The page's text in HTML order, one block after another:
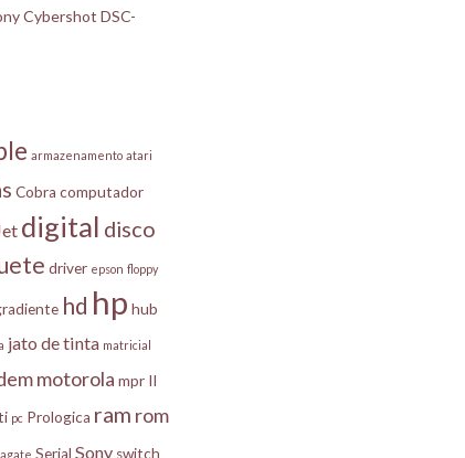
Cybershot DSC-
armazenamento atari
Cobra computador
digital disco
driver epson floppy
hd hp hub
jato de tinta matricial
motorola mpr II
pc Prologica ram rom
Serial Sony switch